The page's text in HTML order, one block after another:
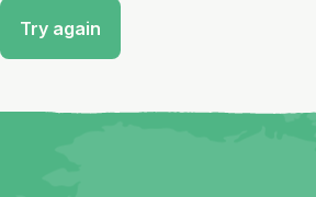
Try again